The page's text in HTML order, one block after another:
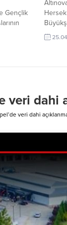
Gençlik
bir
Faruk
veri dahi
veri dahi